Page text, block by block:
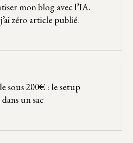
mon blog avec l’IA.
zéro article publié.
sous 200€ : le setup
un sac